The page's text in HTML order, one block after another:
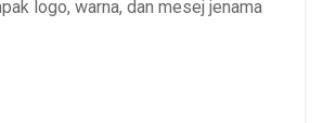
logo, warna, dan mesej jenama